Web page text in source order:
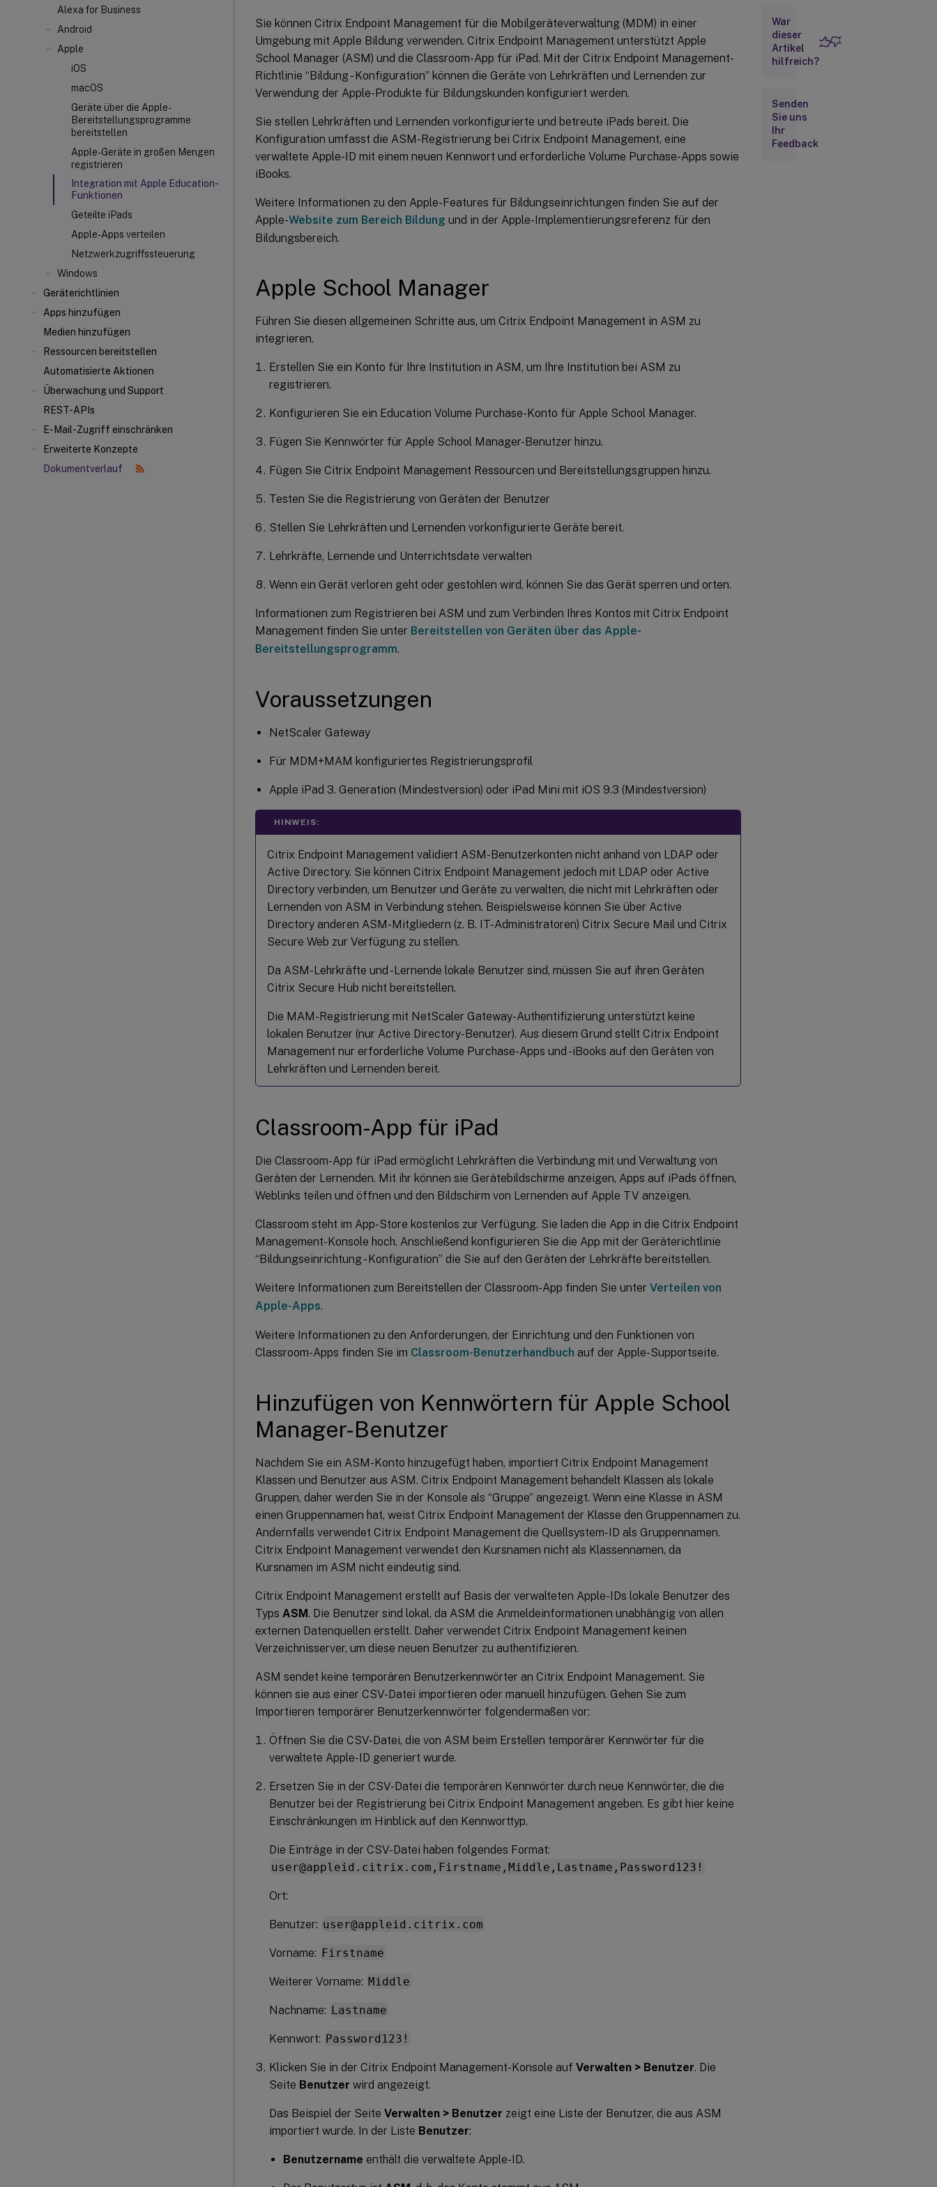
Alexa for Business
Android
Apple
iOS
macOS
Geräte über die Apple-
Bereitstellungsprogramme
bereitstellen
Apple-Geräte in großen Mengen
registrieren
Integration mit Apple Education-
Funktionen
Geteilte iPads
Apple-Apps verteilen
Netzwerkzugriffssteuerung
Windows
Geräterichtlinien
Apps hinzufügen
Medien hinzufügen
Ressourcen bereitstellen
Automatisierte Aktionen
Überwachung und Support
REST-APIs
E-Mail-Zugriff einschränken
Erweiterte Konzepte
Dokumentverlauf
Sie können Citrix Endpoint Management für die Mobilgeräteverwaltung (MDM) in einer
Umgebung mit Apple Bildung verwenden. Citrix Endpoint Management unterstützt Apple
School Manager (ASM) und die Classroom-App für iPad. Mit der Citrix Endpoint Management-
Richtlinie “Bildung - Konfiguration” können die Geräte von Lehrkräften und Lernenden zur
Verwendung der Apple-Produkte für Bildungskunden konfiguriert werden.
Sie stellen Lehrkräften und Lernenden vorkonfigurierte und betreute iPads bereit. Die
Konfiguration umfasst die ASM-Registrierung bei Citrix Endpoint Management, eine
verwaltete Apple-ID mit einem neuen Kennwort und erforderliche Volume Purchase-Apps sowie
iBooks.
Weitere Informationen zu den Apple-Features für Bildungseinrichtungen finden Sie auf der
Apple-Website zum Bereich Bildung und in der Apple-Implementierungsreferenz für den
Bildungsbereich.
Apple School Manager
Führen Sie diesen allgemeinen Schritte aus, um Citrix Endpoint Management in ASM zu
integrieren.
Erstellen Sie ein Konto für Ihre Institution in ASM, um Ihre Institution bei ASM zu
registrieren.
Konfigurieren Sie ein Education Volume Purchase-Konto für Apple School Manager.
Fügen Sie Kennwörter für Apple School Manager-Benutzer hinzu.
Fügen Sie Citrix Endpoint Management Ressourcen und Bereitstellungsgruppen hinzu.
Testen Sie die Registrierung von Geräten der Benutzer
Stellen Sie Lehrkräften und Lernenden vorkonfigurierte Geräte bereit.
Lehrkräfte, Lernende und Unterrichtsdate verwalten
Wenn ein Gerät verloren geht oder gestohlen wird, können Sie das Gerät sperren und orten.
Informationen zum Registrieren bei ASM und zum Verbinden Ihres Kontos mit Citrix Endpoint
Management finden Sie unter Bereitstellen von Geräten über das Apple-
Bereitstellungsprogramm.
Voraussetzungen
NetScaler Gateway
Für MDM+MAM konfiguriertes Registrierungsprofil
Apple iPad 3. Generation (Mindestversion) oder iPad Mini mit iOS 9.3 (Mindestversion)
HINWEIS:
Citrix Endpoint Management validiert ASM-Benutzerkonten nicht anhand von LDAP oder
Active Directory. Sie können Citrix Endpoint Management jedoch mit LDAP oder Active
Directory verbinden, um Benutzer und Geräte zu verwalten, die nicht mit Lehrkräften oder
Lernenden von ASM in Verbindung stehen. Beispielsweise können Sie über Active
Directory anderen ASM-Mitgliedern (z. B. IT-Administratoren) Citrix Secure Mail und Citrix
Secure Web zur Verfügung zu stellen.
Da ASM-Lehrkräfte und -Lernende lokale Benutzer sind, müssen Sie auf ihren Geräten
Citrix Secure Hub nicht bereitstellen.
Die MAM-Registrierung mit NetScaler Gateway-Authentifizierung unterstützt keine
lokalen Benutzer (nur Active Directory-Benutzer). Aus diesem Grund stellt Citrix Endpoint
Management nur erforderliche Volume Purchase-Apps und -iBooks auf den Geräten von
Lehrkräften und Lernenden bereit.
Classroom-App für iPad
Die Classroom-App für iPad ermöglicht Lehrkräften die Verbindung mit und Verwaltung von
Geräten der Lernenden. Mit ihr können sie Gerätebildschirme anzeigen, Apps auf iPads öffnen,
Weblinks teilen und öffnen und den Bildschirm von Lernenden auf Apple TV anzeigen.
Classroom steht im App-Store kostenlos zur Verfügung. Sie laden die App in die Citrix Endpoint
Management-Konsole hoch. Anschließend konfigurieren Sie die App mit der Geräterichtlinie
“Bildungseinrichtung - Konfiguration” die Sie auf den Geräten der Lehrkräfte bereitstellen.
Weitere Informationen zum Bereitstellen der Classroom-App finden Sie unter Verteilen von
Apple-Apps.
Weitere Informationen zu den Anforderungen, der Einrichtung und den Funktionen von
Classroom-Apps finden Sie im Classroom-Benutzerhandbuch auf der Apple-Supportseite.
Hinzufügen von Kennwörtern für Apple School
Manager-Benutzer
Nachdem Sie ein ASM-Konto hinzugefügt haben, importiert Citrix Endpoint Management
Klassen und Benutzer aus ASM. Citrix Endpoint Management behandelt Klassen als lokale
Gruppen, daher werden Sie in der Konsole als “Gruppe” angezeigt. Wenn eine Klasse in ASM
einen Gruppennamen hat, weist Citrix Endpoint Management der Klasse den Gruppennamen zu.
Andernfalls verwendet Citrix Endpoint Management die Quellsystem-ID als Gruppennamen.
Citrix Endpoint Management verwendet den Kursnamen nicht als Klassennamen, da
Kursnamen im ASM nicht eindeutig sind.
Citrix Endpoint Management erstellt auf Basis der verwalteten Apple-IDs lokale Benutzer des
Typs ASM. Die Benutzer sind lokal, da ASM die Anmeldeinformationen unabhängig von allen
externen Datenquellen erstellt. Daher verwendet Citrix Endpoint Management keinen
Verzeichnisserver, um diese neuen Benutzer zu authentifizieren.
ASM sendet keine temporären Benutzerkennwörter an Citrix Endpoint Management. Sie
können sie aus einer CSV-Datei importieren oder manuell hinzufügen. Gehen Sie zum
Importieren temporärer Benutzerkennwörter folgendermaßen vor:
Öffnen Sie die CSV-Datei, die von ASM beim Erstellen temporärer Kennwörter für die
verwaltete Apple-ID generiert wurde.
Ersetzen Sie in der CSV-Datei die temporären Kennwörter durch neue Kennwörter, die die
Benutzer bei der Registrierung bei Citrix Endpoint Management angeben. Es gibt hier keine
Einschränkungen im Hinblick auf den Kennworttyp.
Die Einträge in der CSV-Datei haben folgendes Format:
user@appleid.citrix.com,Firstname,Middle,Lastname,Password123!
Ort:
Benutzer: user@appleid.citrix.com
Vorname: Firstname
Weiterer Vorname: Middle
Nachname: Lastname
Kennwort: Password123!
Klicken Sie in der Citrix Endpoint Management-Konsole auf Verwalten > Benutzer. Die
Seite Benutzer wird angezeigt.
Das Beispiel der Seite Verwalten > Benutzer zeigt eine Liste der Benutzer, die aus ASM
importiert wurde. In der Liste Benutzer:
Benutzername enthält die verwaltete Apple-ID.
Hinzufügen
von
Kennwörtern
Benutzer
Hinzufügen von
Ressourcen und
War
dieser
Artikel
hilfreich?
Senden
Sie uns
Ihr
Feedback